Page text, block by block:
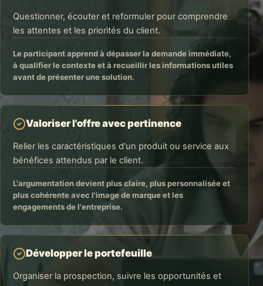
Questionner, écouter et reformuler pour comprendre
les attentes et les priorités du client.
Le participant apprend à dépasser la demande immédiate,
à qualifier le contexte et à recueillir les informations utiles
avant de présenter une solution.
Valoriser l'offre avec pertinence
Relier les caractéristiques d'un produit ou service aux
bénéfices attendus par le client.
L'argumentation devient plus claire, plus personnalisée et
plus cohérente avec l'image de marque et les
engagements de l'entreprise.
Développer le portefeuille
Organiser la prospection, suivre les opportunités et